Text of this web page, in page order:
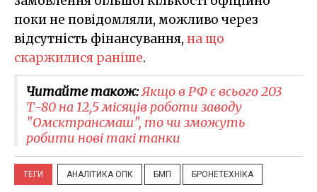
поки не повідомляли, можливо через
відсутність фінансування, на що
скаржилися раніше.
Читайте також:Якщо в РФ є всього 203
Т-80 на 12,5 місяців роботи заводу
"Омсктрансмаш", то чи зможуть
робити нові такі танки
ТЕГИ АНАЛІТИКА ОПК БМП БРОНЕТЕХНІКА